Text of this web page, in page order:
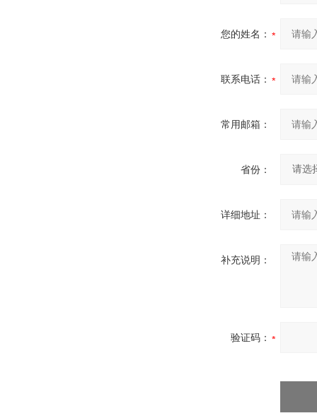
您的姓名：
联系电话：
常用邮箱：
省份：
详细地址：
补充说明：
验证码：